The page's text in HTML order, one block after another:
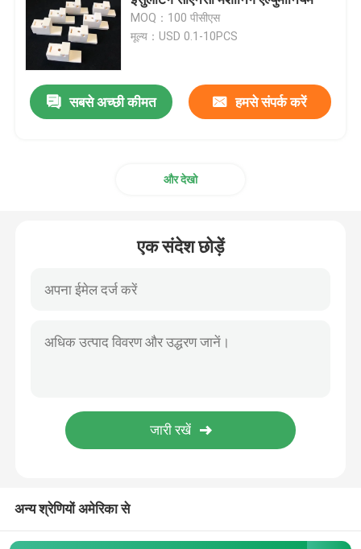
एल्यूमिनियम ऑक्साइड सिरेमिक
स्टीटाइट सिरेमिक
एल्यूमिना सिरेमिक रॉड
एल्यूमिना सिरेमिक ट्यूब
एलुमिना सिरेमिक इंसुलेटर
सिरेमिक बेकवेयर
MOQ：100 पीसीएस
मूल्य：USD 0.1-10PCS
सबसे अच्छी कीमत हमसे संपर्क करें
और देखो
एक संदेश छोड़ें
अन्य श्रेणियों अमेरिका से